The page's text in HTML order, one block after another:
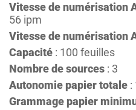
Vitesse de numérisation
56 ipm
Vitesse de numérisation
Capacité : 100 feuilles
Nombre de sources : 3
Autonomie papier totale :
Grammage papier